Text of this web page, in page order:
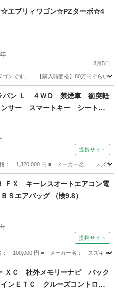
☆エブリィワゴン☆PZターボ☆4
8月5日
ゴンです。 【購入時価格】80万円ぐらい
イ エブリィワゴン
パン Ｌ ４ＷＤ 禁煙車 衝突軽
サー スマートキー シートヒ
止装置 車線逸脱防止装置 オ
ドリングストップ パワーステ
ウィンドウ （検10.1）
提携サイト
： 1,320,000 円 ■ メーカー名： スズ
ＦＸ キーレスオートエアコン電
Ｓエアバッグ （検9.8）
提携サイト
100,000 円 ■ メーカー名： スズキ ■
ＸＣ 社外メモリーナビ バック
ンＥＴＣ クルーズコントロー
衝突被害軽減システム 前後